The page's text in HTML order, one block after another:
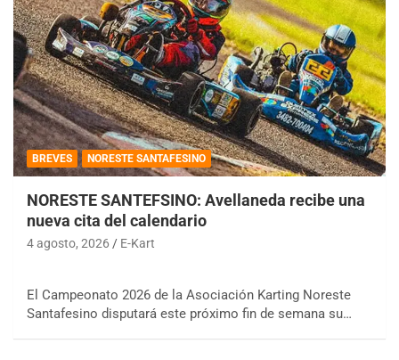
BREVES NORESTE SANTAFESINO
NORESTE SANTEFSINO: Avellaneda recibe una
nueva cita del calendario
4 agosto, 2026 E-Kart
El Campeonato 2026 de la Asociación Karting Noreste
Santafesino disputará este próximo fin de semana su…